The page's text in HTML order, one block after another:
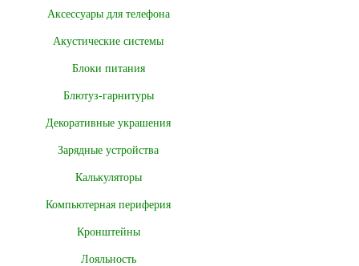
Аксессуары для телефона
Акустические системы
Блоки питания
Блютуз-гарнитуры
Декоративные украшения
Зарядные устройства
Калькуляторы
Компьютерная периферия
Кронштейны
Лояльность